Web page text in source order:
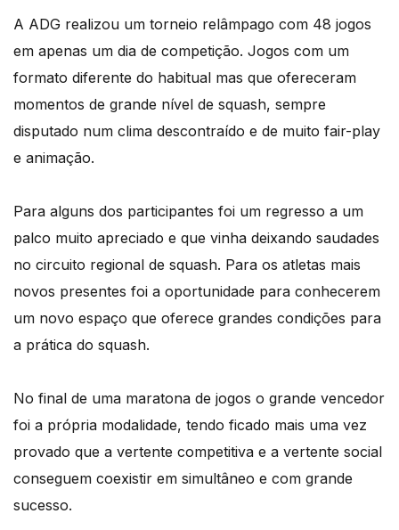
A ADG realizou um torneio relâmpago com 48 jogos
em apenas um dia de competição. Jogos com um
formato diferente do habitual mas que ofereceram
momentos de grande nível de squash, sempre
disputado num clima descontraído e de muito fair-play
e animação.
Para alguns dos participantes foi um regresso a um
palco muito apreciado e que vinha deixando saudades
no circuito regional de squash. Para os atletas mais
novos presentes foi a oportunidade para conhecerem
um novo espaço que oferece grandes condições para
a prática do squash.
No final de uma maratona de jogos o grande vencedor
foi a própria modalidade, tendo ficado mais uma vez
provado que a vertente competitiva e a vertente social
conseguem coexistir em simultâneo e com grande
sucesso.